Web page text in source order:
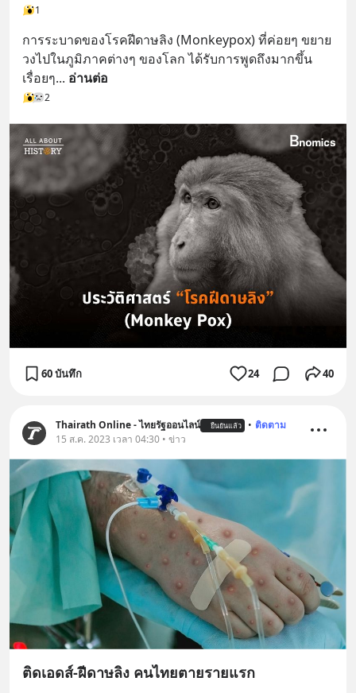
1
การระบาดของโรคฝีดาษลิง (Monkeypox) ที่ค่อยๆ ขยาย
วงไปในภูมิภาคต่างๆ ของโลก ได้รับการพูดถึงมากขึ้น
เรื่อยๆ... อ่านต่อ
2
60 บันทึก 24 40
Thairath Online - ไทยรัฐออนไลน์ ยืนยันแล้ว • ติดตาม
15 ส.ค. 2023 เวลา 04:30 • ข่าว
ติดเอดส์-ฝีดาษลิง คนไทยตายรายแรก